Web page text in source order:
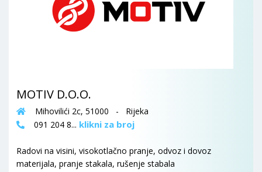
MOTIV D.O.O.
Mihovilići 2c, 51000 - Rijeka
091 204 8... klikni za broj
Radovi na visini, visokotlačno pranje, odvoz i dovoz
materijala, pranje stakala, rušenje stabala